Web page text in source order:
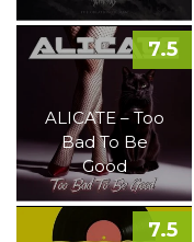
ALICATE – Too
Bad To Be
Good
7.5
7.5